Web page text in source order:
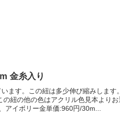
金糸入り
ます。この紐は多少伸び縮みします
紐の他の色はアクリル色見本より
アイボリー金単価:960円/30m...